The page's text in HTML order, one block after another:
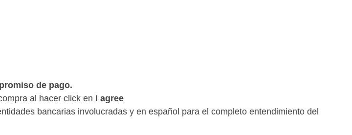
de pago.
al hacer click en I agree
bancarias involucradas y en español para el completo entendimiento del